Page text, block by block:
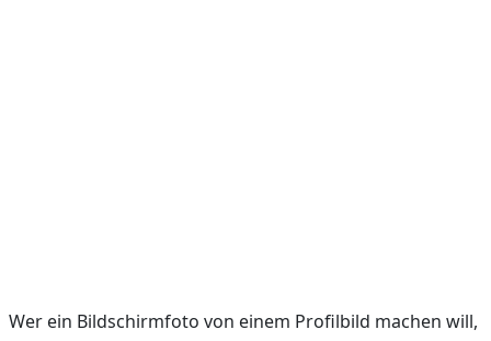
Wer ein Bildschirmfoto von einem Profilbild machen will,